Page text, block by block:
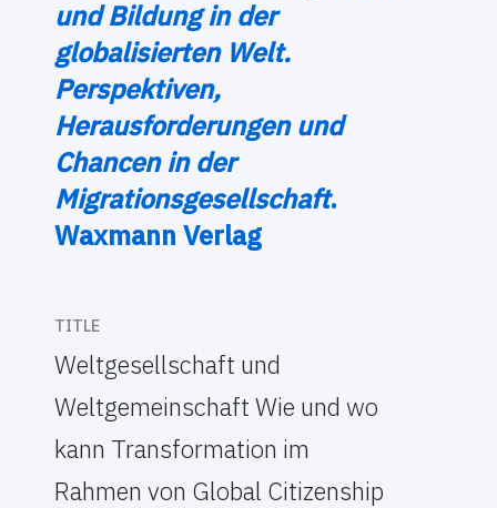
und Bildung in der
globalisierten Welt.
Perspektiven,
Herausforderungen und
Chancen in der
Migrationsgesellschaft.
Waxmann Verlag
TITLE
Weltgesellschaft und
Weltgemeinschaft Wie und wo
kann Transformation im
Rahmen von Global Citizenship